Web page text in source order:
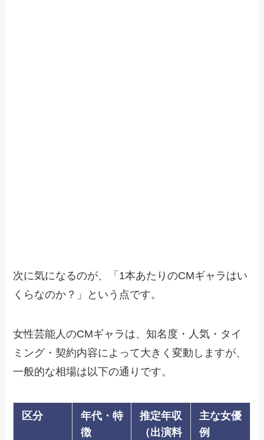
次に気になるのが、「1本あたりのCMギャラはい
くらなのか？」という点です。
女性芸能人のCMギャラは、知名度・人気・タイ
ミング・契約内容によって大きく変動しますが、
一般的な相場は以下の通りです。
区分
年代・特
徴
推定年収
（出演料
主な女優
例